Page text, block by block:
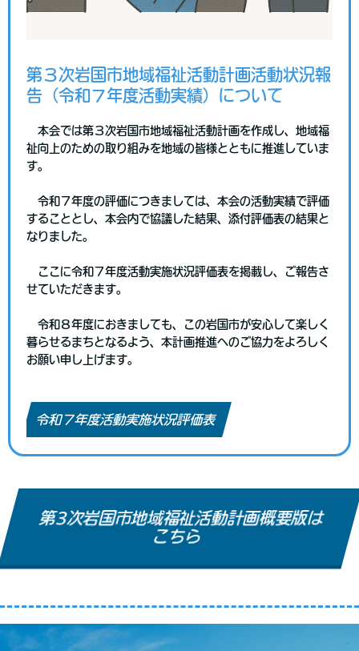
第３次岩国市地域福祉活動計画活動状況報
告（令和７年度活動実績）について
本会では第３次岩国市地域福祉活動計画を作成し、地域福
祉向上のための取り組みを地域の皆様とともに推進していま
す。
令和７年度の評価につきましては、本会の活動実績で評価
することとし、本会内で協議した結果、添付評価表の結果と
なりました。
ここに令和７年度活動実施状況評価表を掲載し、ご報告さ
せていただきます。
令和８年度におきましても、この岩国市が安心して楽しく
暮らせるまちとなるよう、本計画推進へのご協力をよろしく
お願い申し上げます。
令和７年度活動実施状況評価表
第3次岩国市地域福祉活動計画概要版は
こちら